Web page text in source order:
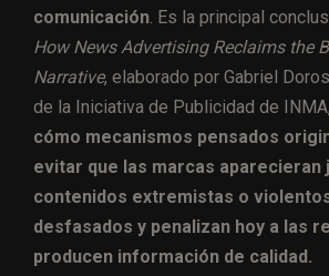
comunicación. Es la principal
How News Advertising Reclaims the
Narrative, elaborado por Gabriel
de la Iniciativa de Publicidad de
cómo mecanismos pensados
evitar que las marcas aparecieran
contenidos extremistas o
desfasados y penalizan hoy a las
producen información de calidad.